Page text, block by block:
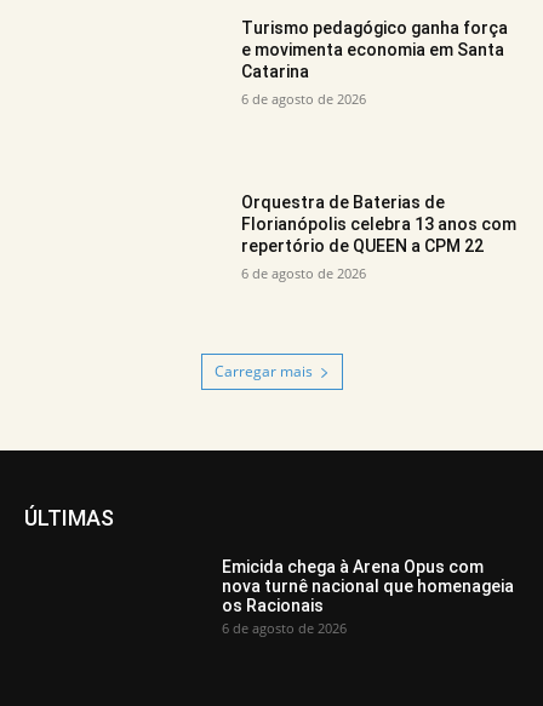
Turismo pedagógico ganha força
e movimenta economia em Santa
Catarina
6 de agosto de 2026
Orquestra de Baterias de
Florianópolis celebra 13 anos com
repertório de QUEEN a CPM 22
6 de agosto de 2026
Carregar mais
ÚLTIMAS
Emicida chega à Arena Opus com
nova turnê nacional que homenageia
os Racionais
6 de agosto de 2026